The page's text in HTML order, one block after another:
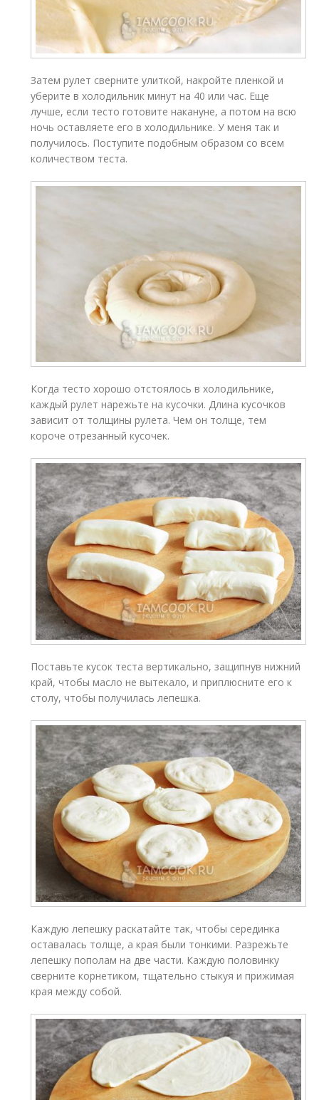
Затем рулет сверните улиткой, накройте пленкой и
уберите в холодильник минут на 40 или час. Еще
лучше, если тесто готовите накануне, а потом на всю
ночь оставляете его в холодильнике. У меня так и
получилось. Поступите подобным образом со всем
количеством теста.
Когда тесто хорошо отстоялось в холодильнике,
каждый рулет нарежьте на кусочки. Длина кусочков
зависит от толщины рулета. Чем он толще, тем
короче отрезанный кусочек.
Поставьте кусок теста вертикально, защипнув нижний
край, чтобы масло не вытекало, и приплюсните его к
столу, чтобы получилась лепешка.
Каждую лепешку раскатайте так, чтобы серединка
оставалась толще, а края были тонкими. Разрежьте
лепешку пополам на две части. Каждую половинку
сверните корнетиком, тщательно стыкуя и прижимая
края между собой.